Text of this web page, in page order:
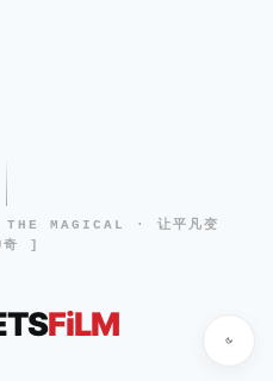
MAGICAL · 让平凡变
奇 ]
FiLM